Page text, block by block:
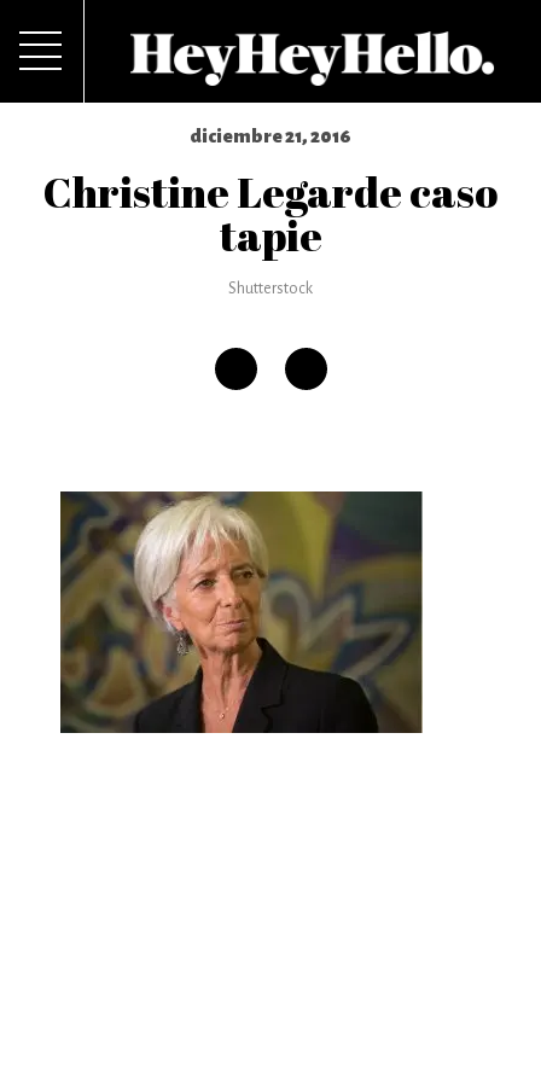
diciembre 21, 2016
Christine Legarde caso
tapie
Shutterstock